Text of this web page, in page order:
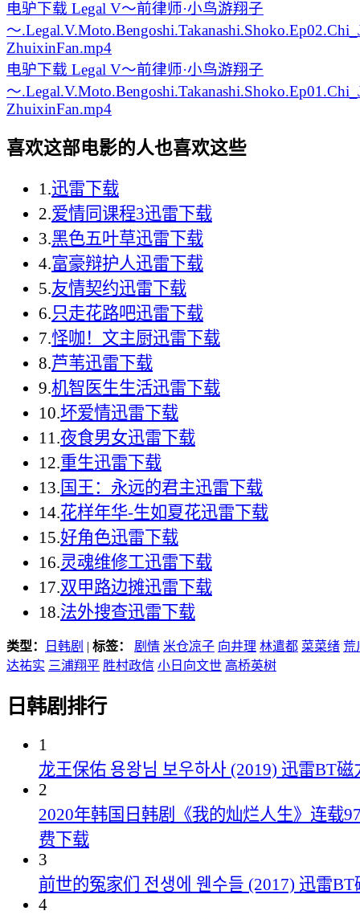
电驴下载 Legal V～前律师·小鸟游翔子
～
ZhuixinFan.mp4
电驴下载 Legal V～前律师·小鸟游翔子
～
ZhuixinFan.mp4
喜欢这部电影的人也喜欢这些
1.迅雷下载
2.爱情同课程3迅雷下载
3.黑色五叶草迅雷下载
4.富豪辩护人迅雷下载
5.友情契约迅雷下载
6.只走花路吧迅雷下载
7.怪咖！文主厨迅雷下载
8.芦苇迅雷下载
9.机智医生生活迅雷下载
10.坏爱情迅雷下载
11.夜食男女迅雷下载
12.重生迅雷下载
13. 国王：永远的君主迅雷下载
14.花样年华-生如夏花迅雷下载
15.好角色迅雷下载
16.灵魂维修工迅雷下载
17.双甲路边摊迅雷下载
18.法外搜查迅雷下载
类型： 日韩剧 | 标签： 剧情 米仓凉子 向井理 林遣都 菜菜绪 荒
达祐实 三浦翔平 胜村政信 小日向文世 高桥英树
日韩剧排行
1
龙王保佑 용왕님 보우하사 (2019) 迅雷BT
2
2020年韩国日韩剧《我的灿烂人生》连载
费下载
3
前世的冤家们 전생에 웬수들 (2017) 迅雷
4